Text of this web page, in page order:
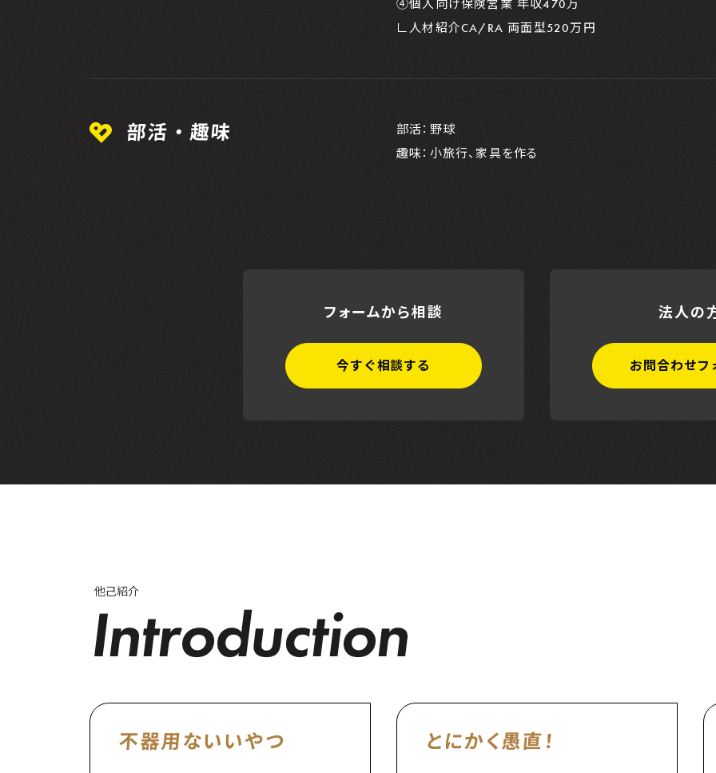
④個人向け保険営業 年収470万
∟人材紹介CA/RA 両面型520万円
部活・趣味
部活：野球
趣味：小旅行、家具を作る
フォームから相談
今すぐ相談する
法人の
お問合わせフ
他己紹介
Introduction
不器用ないいやつ とにかく愚直！